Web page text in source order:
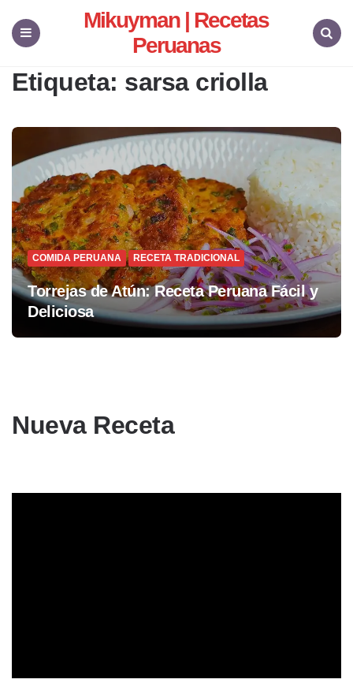
Mikuyman | Recetas
Peruanas
Etiqueta: sarsa criolla
COMIDA PERUANA RECETA TRADICIONAL
Torrejas de Atún: Receta Peruana Fácil y
Deliciosa
Nueva Receta